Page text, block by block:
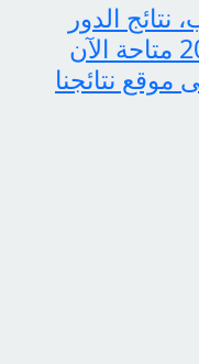
الدور
الثاني للثالث متوسط 2025 متاحة الآن
موقع نتائجنا